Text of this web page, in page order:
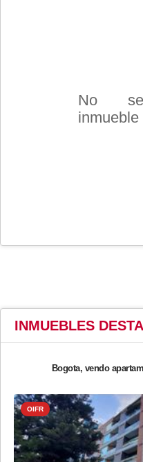
No se
inmueble
INMUEBLES
Bogota, vendo
OIFR